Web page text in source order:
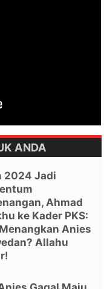
ANDA
2024 Jadi
Ahmad
ke Kader PKS:
Anies
Allahu